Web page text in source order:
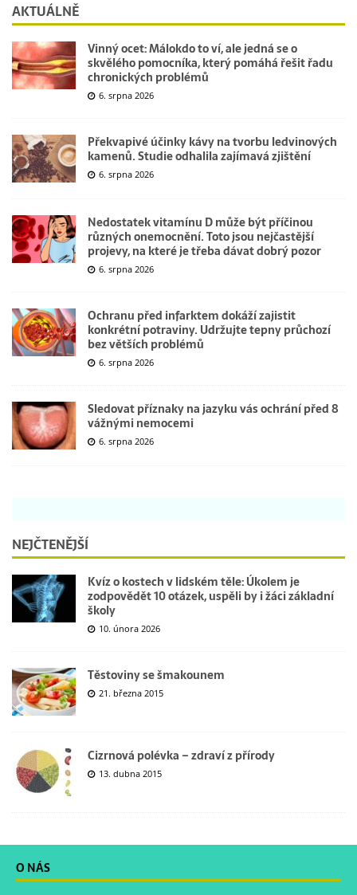
AKTUÁLNĚ
Vinný ocet: Málokdo to ví, ale jedná se o
skvělého pomocníka, který pomáhá řešit řadu
chronických problémů
6. srpna 2026
Překvapivé účinky kávy na tvorbu ledvinových
kamenů. Studie odhalila zajímavá zjištění
6. srpna 2026
Nedostatek vitamínu D může být příčinou
různých onemocnění. Toto jsou nejčastější
projevy, na které je třeba dávat dobrý pozor
6. srpna 2026
Ochranu před infarktem dokáží zajistit
konkrétní potraviny. Udržujte tepny průchozí
bez větších problémů
6. srpna 2026
Sledovat příznaky na jazyku vás ochrání před 8
vážnými nemocemi
6. srpna 2026
NEJČTENĚJŠÍ
Kvíz o kostech v lidském těle: Úkolem je
zodpovědět 10 otázek, uspěli by i žáci základní
školy
10. února 2026
Těstoviny se šmakounem
21. března 2015
Cizrnová polévka – zdraví z přírody
13. dubna 2015
O NÁS